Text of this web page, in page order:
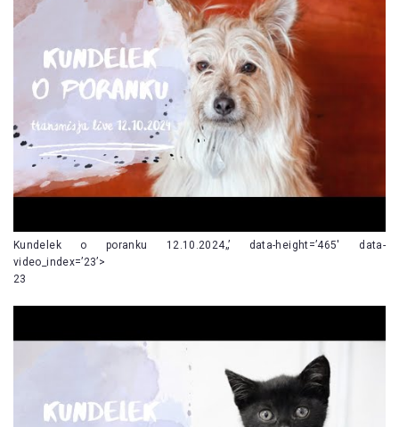
Kundelek o poranku 12.10.2024„’ data-height=’465′ data-
video_index=’23’>
23